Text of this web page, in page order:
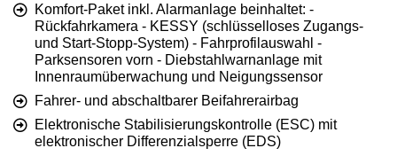
Komfort-Paket inkl. Alarmanlage beinhaltet: -
Rückfahrkamera - KESSY (schlüsselloses Zugangs-
und Start-Stopp-System) - Fahrprofilauswahl -
Parksensoren vorn - Diebstahlwarnanlage mit
Innenraumüberwachung und Neigungssensor
Fahrer- und abschaltbarer Beifahrerairbag
Elektronische Stabilisierungskontrolle (ESC) mit
elektronischer Differenzialsperre (EDS)